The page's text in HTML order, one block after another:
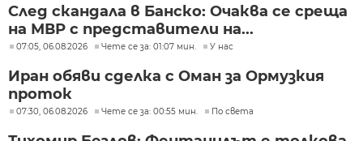
След скандала в Банско: Очаква се среща
на МВР с представители на...
07:05, 06.08.2026 Чете се за: 01:07 мин. У нас
Иран обяви сделка с Оман за Ормузкия
проток
07:30, 06.08.2026 Чете се за: 00:55 мин. По света